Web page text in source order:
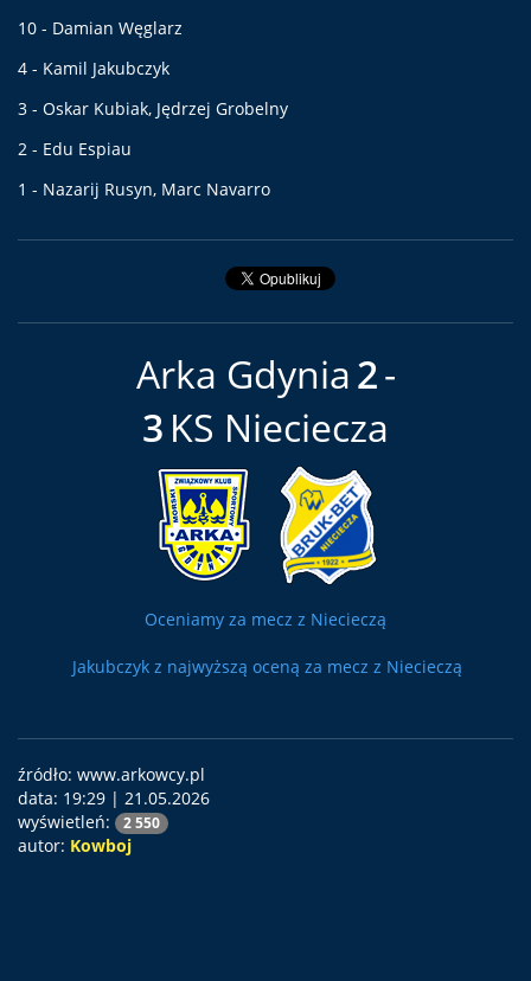
10 - Damian Węglarz
4 - Kamil Jakubczyk
3 - Oskar Kubiak, Jędrzej Grobelny
2 - Edu Espiau
1 - Nazarij Rusyn, Marc Navarro
Arka Gdynia2
3 KS Nieciecza
Oceniamy za mecz z Niecieczą
Jakubczyk z najwyższą oceną za mecz z Niecieczą
źródło: www.arkowcy.pl
data: 19:29 | 21.05.2026
wyświetleń:
2 550
autor: Kowboj